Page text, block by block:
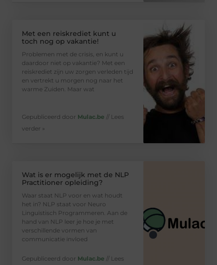
Met een reiskrediet kunt u
toch nog op vakantie!
Problemen met de crisis, en kunt u
daardoor niet op vakantie? Met een
reiskrediet zijn uw zorgen verleden tijd
en vertrekt u morgen nog naar het
warme Zuiden. Maar wat
Gepubliceerd door Mulac.be // Lees
verder »
Wat is er mogelijk met de NLP
Practitioner opleiding?
Waar staat NLP voor en wat houdt
het in? NLP staat voor Neuro
Linguïstisch Programmeren. Aan de
hand van NLP leer je hoe je met
verschillende vormen van
communicatie invloed
Gepubliceerd door Mulac.be // Lees